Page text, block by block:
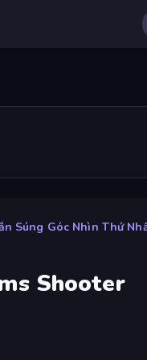
Súng Góc Nhìn Thứ
Shooter